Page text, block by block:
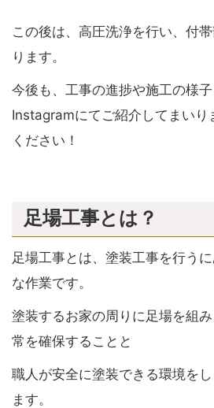
この後は、高圧洗浄を行い、付
ります。
今後も、工事の進捗や施工の様
Instagramにてご紹介してまいり
ください！
足場工事とは？
足場工事とは、塗装工事を行う
な作業です。
塗装するお家の周りに足場を組
常を確保することと
職人が安全に塗装できる環境を
ます。